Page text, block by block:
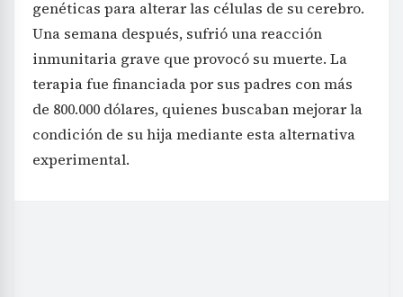
genéticas para alterar las células de su cerebro.
Una semana después, sufrió una reacción
inmunitaria grave que provocó su muerte. La
terapia fue financiada por sus padres con más
de 800.000 dólares, quienes buscaban mejorar la
condición de su hija mediante esta alternativa
experimental.